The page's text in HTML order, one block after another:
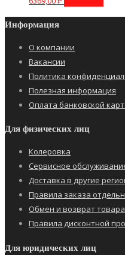
Информация
О компании
Вакансии
Политика
Полезная информация
Оплата банковской
Для физических лиц
Колеровка
Сервисное
Доставка в другие
Правила заказа
Обмен и возврат товара
Правила дисконтной
Для юридических лиц